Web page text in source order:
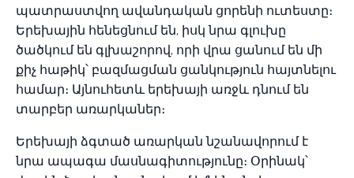
պատրաստվող ավանդական ցորենի ուտեստը։
Երեխային հենեցնում են, իսկ նրա գլուխը
ծածկում են գլխաշորով, որի վրա ցանում են մի
քիչ հաթիկ՝ բազմացման ցանկություն հայտնելու
համար։ Այնուհետև երեխայի առջև դնում են
տարբեր առարկաներ։
Երեխայի ձգտած առարկան նշանավորում է
նրա ապագա մասնագիտությունը։ Օրինակ՝